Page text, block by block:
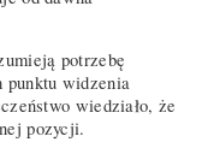
potrzebę
punktu widzenia
wiedziało, że
pozycji.